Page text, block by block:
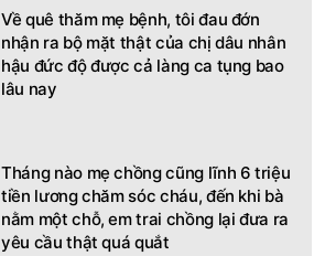
Về quê thăm mẹ bệnh, tôi đau đớn
nhận ra bộ mặt thật của chị dâu nhân
hậu đức độ được cả làng ca tụng bao
lâu nay
Tháng nào mẹ chồng cũng lĩnh 6 triệu
tiền lương chăm sóc cháu, đến khi bà
nằm một chỗ, em trai chồng lại đưa ra
yêu cầu thật quá quắt